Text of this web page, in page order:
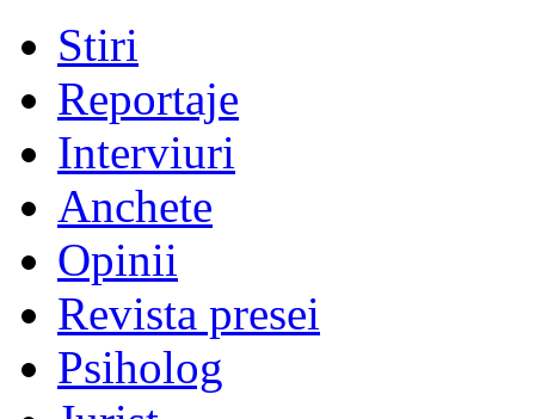
Stiri
Reportaje
Interviuri
Anchete
Opinii
Revista presei
Psiholog